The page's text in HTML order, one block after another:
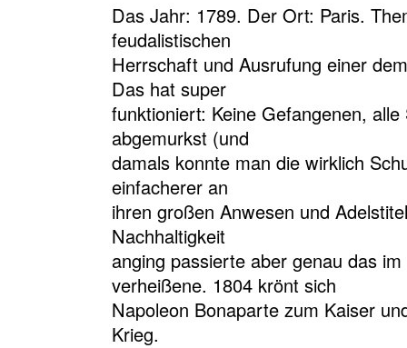
Das Jahr: 1789. Der Ort: Paris.
feudalistischen
Herrschaft und Ausrufung einer
Das hat super
funktioniert: Keine Gefangenen,
abgemurkst (und
damals konnte man die wirklich
einfacherer an
ihren großen Anwesen und
Nachhaltigkeit
anging passierte aber genau das
verheißene. 1804 krönt sich
Napoleon Bonaparte zum Kaiser
Krieg.